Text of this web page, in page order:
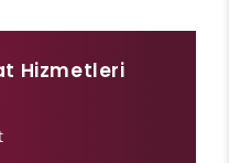
Hizmetleri